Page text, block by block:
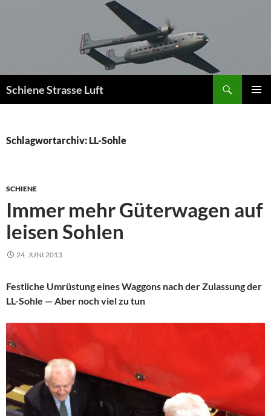
Schiene Strasse Luft
Schlagwortarchiv: LL-Sohle
SCHIENE
Immer mehr Güterwagen auf
leisen Sohlen
24. JUNI 2013
Festliche Umrüstung eines Waggons nach der Zulassung der
LL-Sohle — Aber noch viel zu tun